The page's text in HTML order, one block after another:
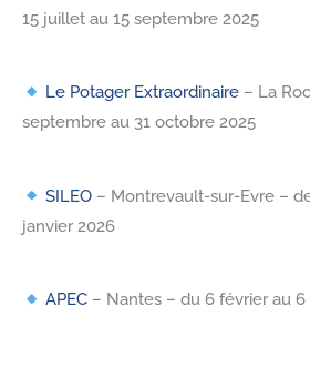
15 juillet au 15 septembre 2025
Le Potager Extraordinaire– La
septembre au 31 octobre 2025
SILEO– Montrevault-sur-Evre –
janvier 2026
APEC– Nantes – du 6 février au 6